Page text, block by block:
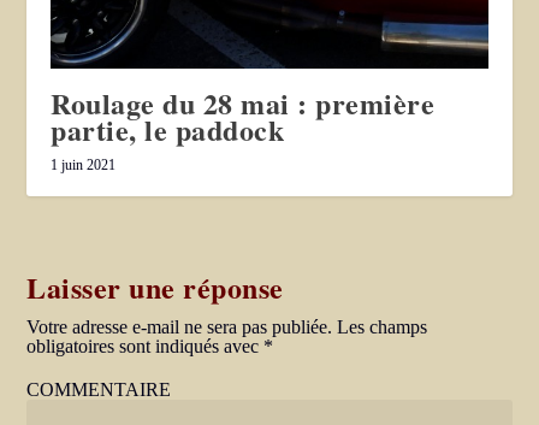
Roulage du 28 mai : première
partie, le paddock
1 juin 2021
Laisser une réponse
Votre adresse e-mail ne sera pas publiée. Les champs
obligatoires sont indiqués avec *
COMMENTAIRE